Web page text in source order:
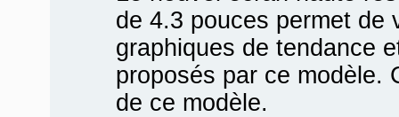
de 4.3 pouces permet de
graphiques de tendance
proposés par ce modèle.
de ce modèle.